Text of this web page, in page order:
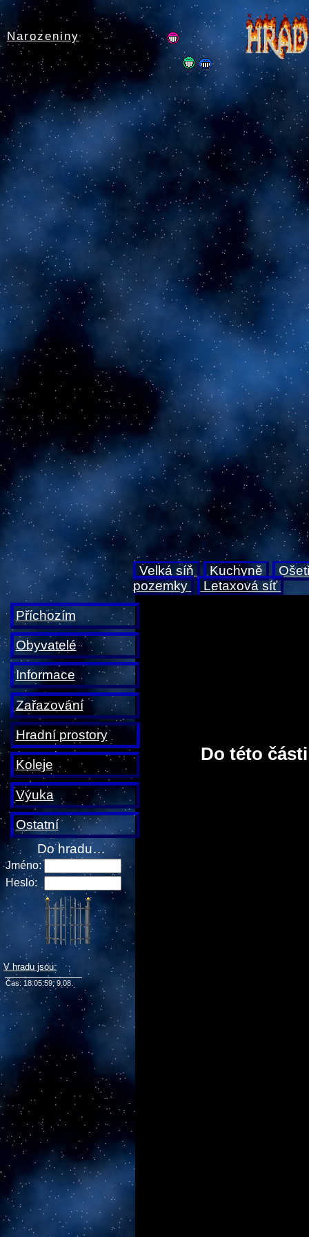
Do této
Velká síň Kuchyně
pozemky
Letaxová síť
Příchozím
Obyvatelé
Informace
Zařazování
Hradní prostory
Koleje
Výuka
Ostatní
Do hradu…
Jméno:
Heslo:
V hradu jsou:
Čas: 18:05:59; 9.08.
Narozeniny